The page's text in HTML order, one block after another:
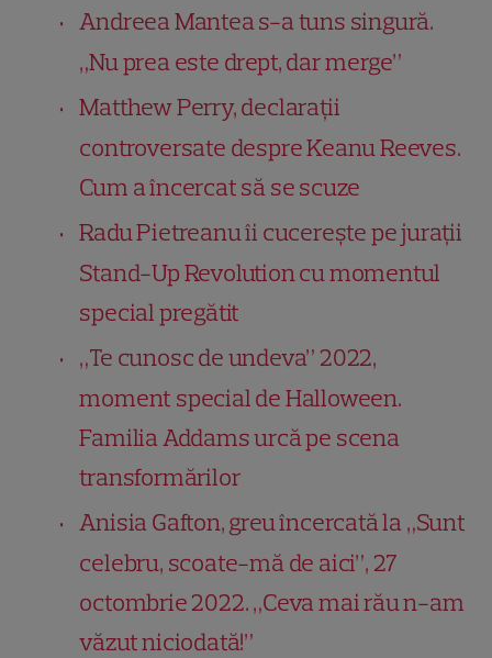
Andreea Mantea s-a tuns singură.
„Nu prea este drept, dar merge”
Matthew Perry, declarații
controversate despre Keanu Reeves.
Cum a încercat să se scuze
Radu Pietreanu îi cucerește pe jurații
Stand-Up Revolution cu momentul
special pregătit
„Te cunosc de undeva” 2022,
moment special de Halloween.
Familia Addams urcă pe scena
transformărilor
Anisia Gafton, greu încercată la „Sunt
celebru, scoate-mă de aici”, 27
octombrie 2022. „Ceva mai rău n-am
văzut niciodată!”